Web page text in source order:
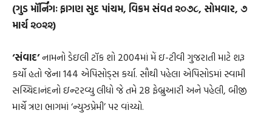
(ગુડ મૉર્નિંગઃ ફાગણ સુદ પાંચમ, વિક્રમ સંવત ૨૦૭૮, સોમવાર, ૭
માર્ચ ૨૦૨૨)
‘સંવાદ’નામનો ડેઇલી ટૉક શો 2004માં મેં ઇ-ટીવી ગુજરાતી માટે શરૂ
કર્યો હતો જેના 144 એપિસોડ્સ કર્યા. સૌથી પહેલા એપિસોડમાં સ્વામી
સચ્ચિદાનંદનો ઇન્ટરવ્યુ લીધો જે તમે 28 ફેબ્રુઆરી અને પહેલી, બીજી
માર્ચે ત્રણ ભાગમાં ‘ન્યુઝપ્રેમી’ પર વાંચ્યો.